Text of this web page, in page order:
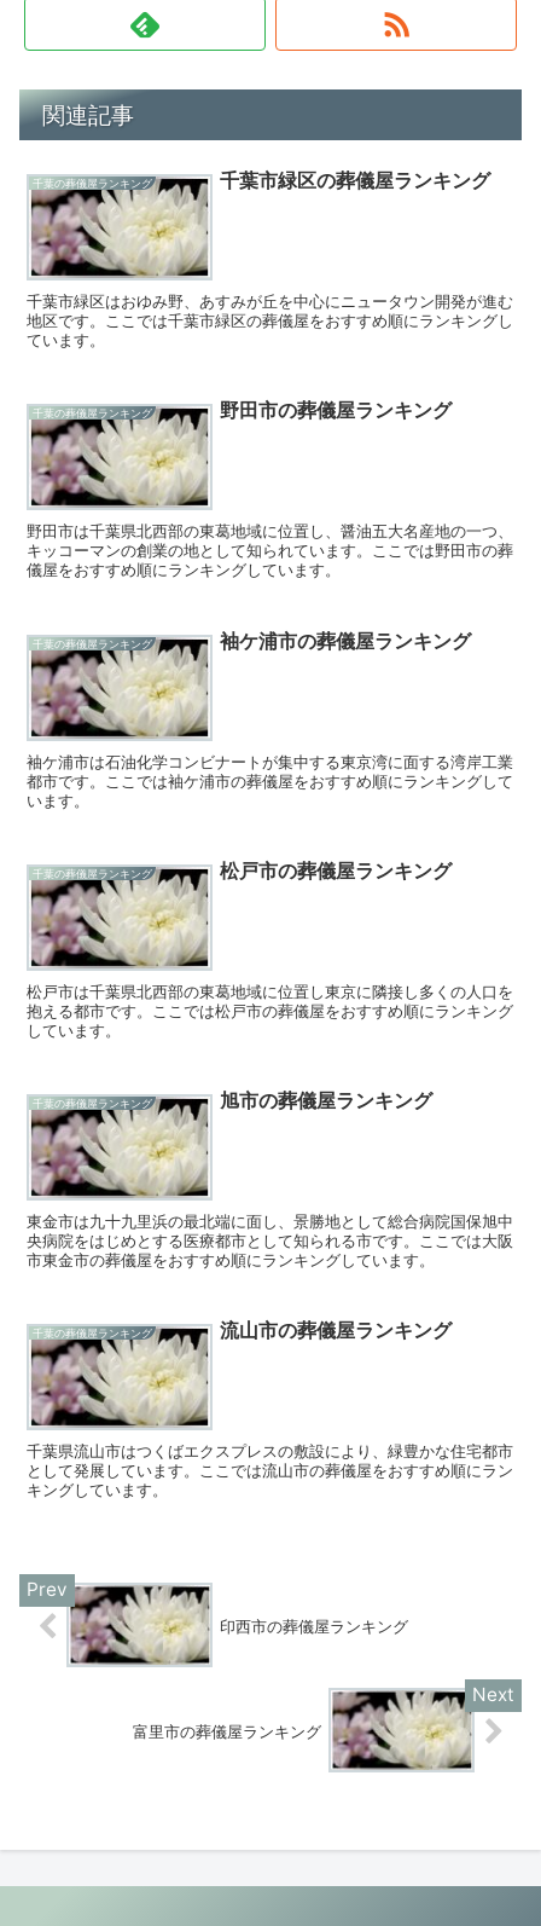
関連記事
千葉の葬儀屋ランキング 千葉市緑区の葬儀屋ランキング
千葉市緑区はおゆみ野、あすみが丘を中心にニュータウン開発が進む
地区です。ここでは千葉市緑区の葬儀屋をおすすめ順にランキングし
ています。
千葉の葬儀屋ランキング 野田市の葬儀屋ランキング
野田市は千葉県北西部の東葛地域に位置し、醤油五大名産地の一つ、
キッコーマンの創業の地として知られています。ここでは野田市の葬
儀屋をおすすめ順にランキングしています。
千葉の葬儀屋ランキング 袖ケ浦市の葬儀屋ランキング
袖ケ浦市は石油化学コンビナートが集中する東京湾に面する湾岸工業
都市です。ここでは袖ケ浦市の葬儀屋をおすすめ順にランキングして
います。
千葉の葬儀屋ランキング 松戸市の葬儀屋ランキング
松戸市は千葉県北西部の東葛地域に位置し東京に隣接し多くの人口を
抱える都市です。ここでは松戸市の葬儀屋をおすすめ順にランキング
しています。
千葉の葬儀屋ランキング 旭市の葬儀屋ランキング
東金市は九十九里浜の最北端に面し、景勝地として総合病院国保旭中
央病院をはじめとする医療都市として知られる市です。ここでは大阪
市東金市の葬儀屋をおすすめ順にランキングしています。
千葉の葬儀屋ランキング 流山市の葬儀屋ランキング
千葉県流山市はつくばエクスプレスの敷設により、緑豊かな住宅都市
として発展しています。ここでは流山市の葬儀屋をおすすめ順にラン
キングしています。
印西市の葬儀屋ランキング
富里市の葬儀屋ランキング